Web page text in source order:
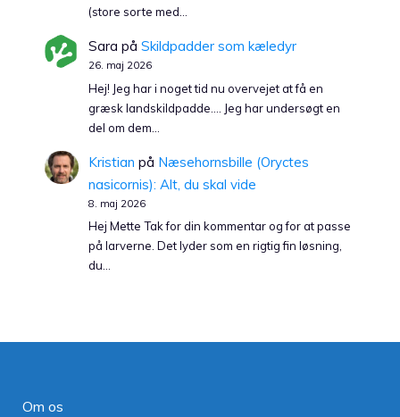
(store sorte med…
Sara på Skildpadder som kæledyr
26. maj 2026
Hej! Jeg har i noget tid nu overvejet at få en
græsk landskildpadde…. Jeg har undersøgt en
del om dem…
Kristian på Næsehornsbille (Oryctes
nasicornis): Alt, du skal vide
8. maj 2026
Hej Mette Tak for din kommentar og for at passe
på larverne. Det lyder som en rigtig fin løsning,
du…
Om os